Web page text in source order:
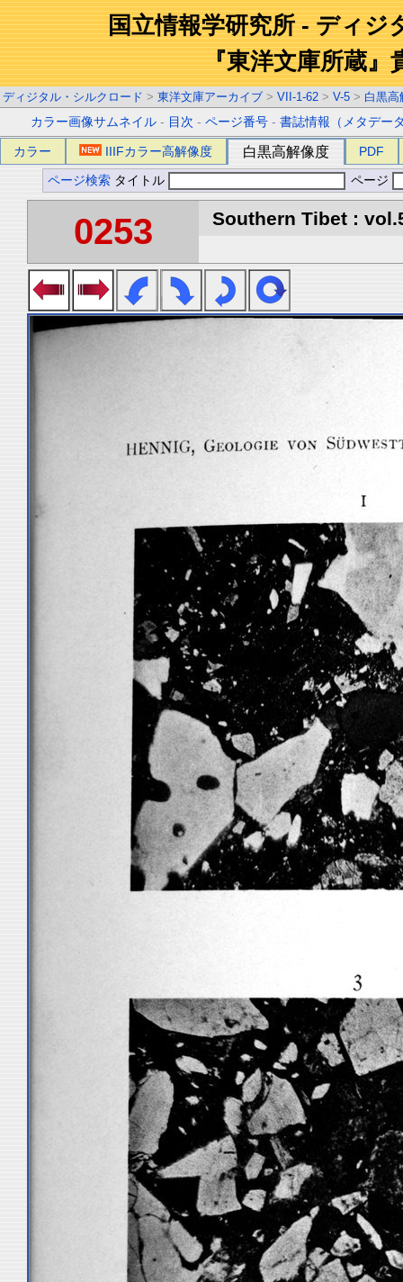
国立情報学研究所 - ディジ
『東洋文庫所蔵』
ディジタル・シルクロード > 東洋文庫アーカイブ > VII-1-62 > V-5 > 白黒高
カラー画像サムネイル - 目次 -ページ番号 -書誌情報（メタデー
カラー IIIFカラー高解像度 白黒高解像度 PDF
ページ検索 タイトル ページ
0253 Southern Tibet :